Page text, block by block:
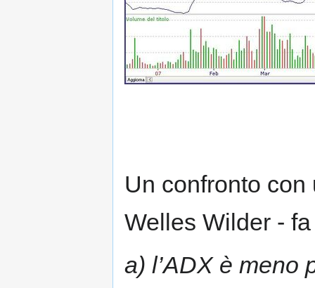
Un confronto con
Welles Wilder -
a) l’ADX è meno